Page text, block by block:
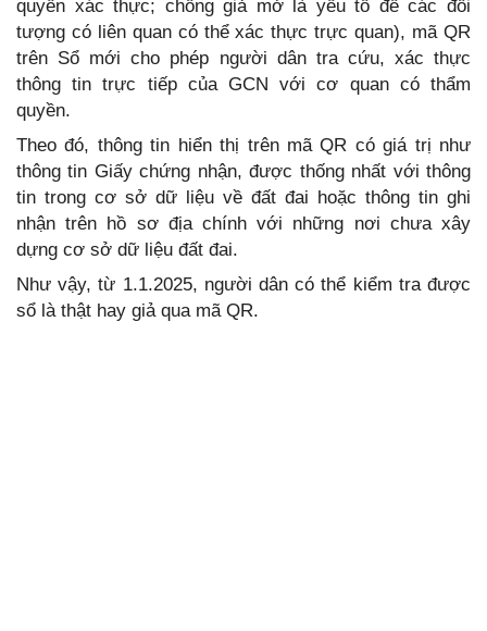
quyền xác thực; chống giả mở là yếu tố để các đối
tượng có liên quan có thể xác thực trực quan), mã QR
trên Sổ mới cho phép người dân tra cứu, xác thực
thông tin trực tiếp của GCN với cơ quan có thẩm
quyền.
Theo đó, thông tin hiển thị trên mã QR có giá trị như
thông tin Giấy chứng nhận, được thống nhất với thông
tin trong cơ sở dữ liệu về đất đai hoặc thông tin ghi
nhận trên hồ sơ địa chính với những nơi chưa xây
dựng cơ sở dữ liệu đất đai.
Như vậy, từ 1.1.2025, người dân có thể kiểm tra được
sổ là thật hay giả qua mã QR.